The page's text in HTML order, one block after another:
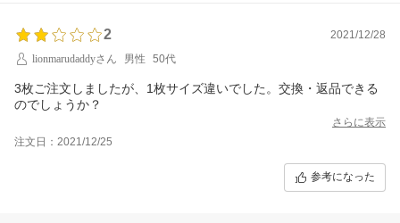
2
2021/12/28
lionmarudaddyさん
男性 50代
3枚ご注文しましたが、1枚サイズ違いでした。交換・返品できる
のでしょうか？
さらに表示
注文日：2021/12/25
参考になった